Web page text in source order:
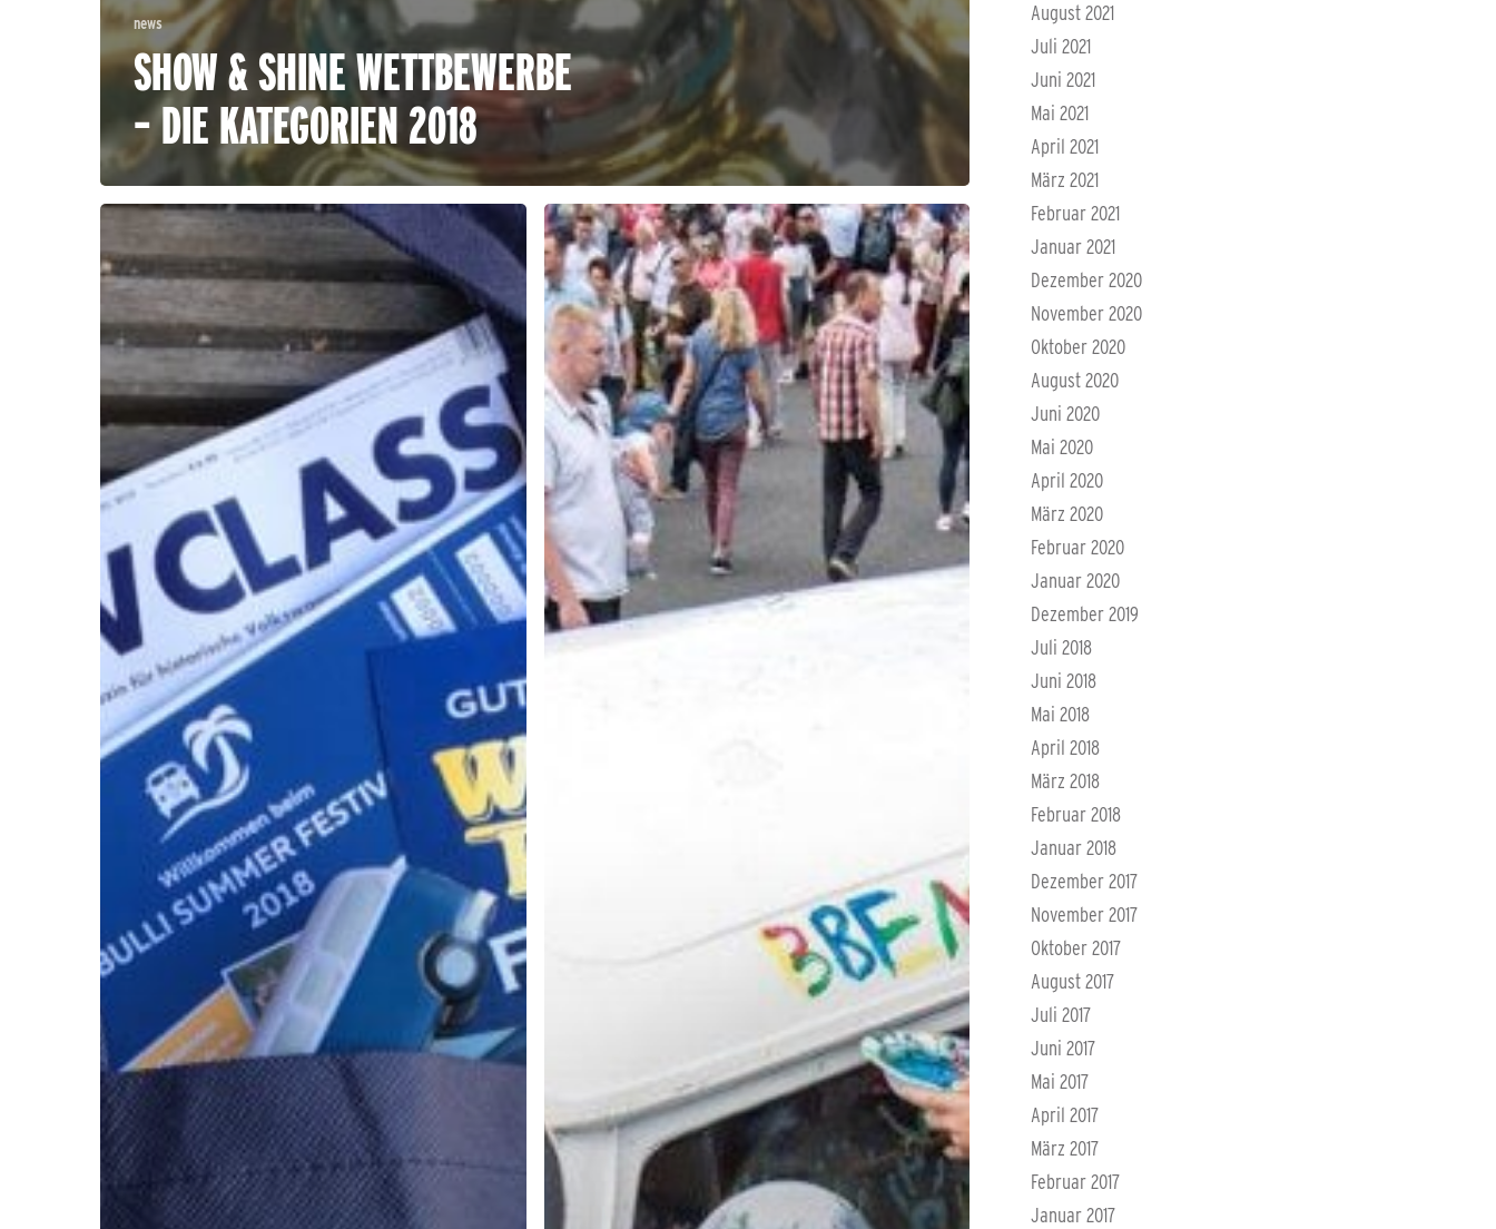
news
SHOW & SHINE WETTBEWERBE
– DIE KATEGORIEN 2018
August 2021
Juli 2021
Juni 2021
Mai 2021
April 2021
März 2021
Februar 2021
Januar 2021
Dezember 2020
November 2020
Oktober 2020
August 2020
Juni 2020
Mai 2020
April 2020
März 2020
Februar 2020
Januar 2020
Dezember 2019
Juli 2018
Juni 2018
Mai 2018
April 2018
März 2018
Februar 2018
Januar 2018
Dezember 2017
November 2017
Oktober 2017
August 2017
Juli 2017
Juni 2017
Mai 2017
April 2017
März 2017
Februar 2017
Januar 2017